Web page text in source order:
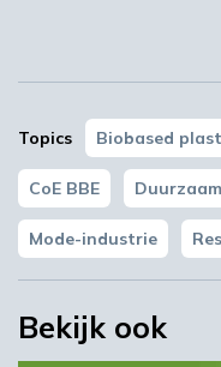
YPACK project gestart
Topics Biobased
CoE BBE
Mode-industrie
Bekijk ook